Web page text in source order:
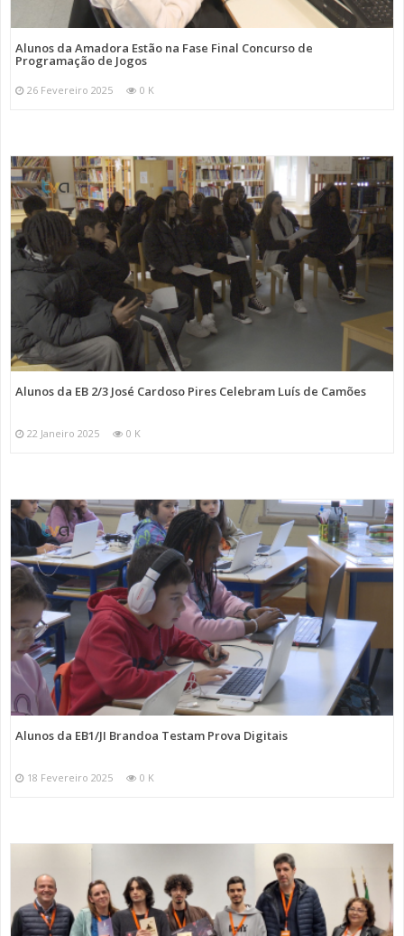
Alunos da Amadora Estão na Fase Final Concurso de
Programação de Jogos
26 Fevereiro 2025 0 K
Alunos da EB 2/3 José Cardoso Pires Celebram Luís de Camões
22 Janeiro 2025 0 K
Alunos da EB1/JI Brandoa Testam Prova Digitais
18 Fevereiro 2025 0 K